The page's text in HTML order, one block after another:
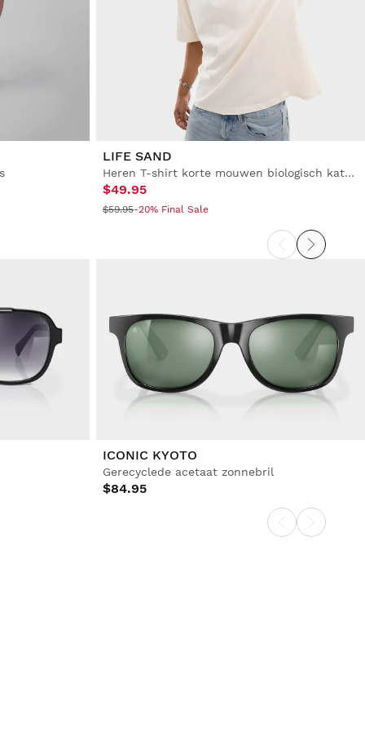
LIFE SAND
Heren T-shirt korte mouwen biologisch katoen
$49.95
$59.95-20% Final Sale
ICONIC KYOTO
Gerecyclede acetaat zonnebril
$84.95